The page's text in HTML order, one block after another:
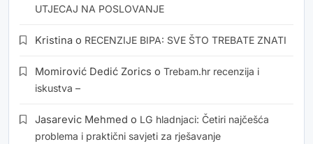
UTJECAJ NA POSLOVANJE
Kristina o RECENZIJE BIPA: SVE ŠTO TREBATE ZNATI
Momirović Dedić Zorics o Trebam.hr recenzija i
iskustva –
Jasarevic Mehmed o LG hladnjaci: Četiri najčešća
problema i praktični savjeti za rješavanje